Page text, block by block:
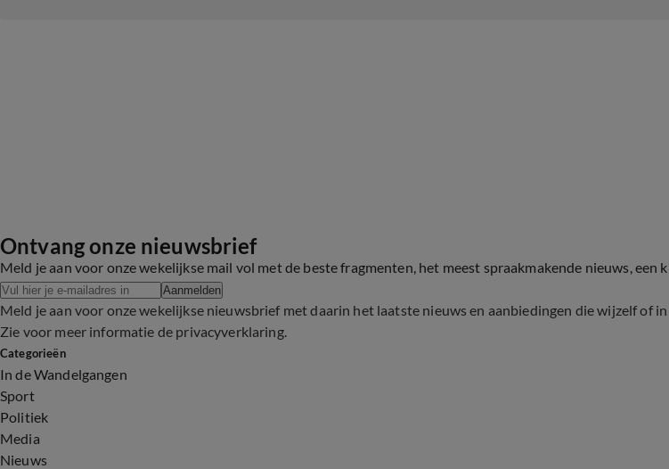
Ontvang onze nieuwsbrief
Meld je aan voor onze wekelijkse mail vol met de beste fragmenten, het meest spraakmakende nieuws, een
Aanmelden
Meld je aan voor onze wekelijkse nieuwsbrief met daarin het laatste nieuws en aanbiedingen die wijzelf of
Zie voor meer informatie de privacyverklaring.
Categorieën
In de Wandelgangen
Sport
Politiek
Media
Nieuws